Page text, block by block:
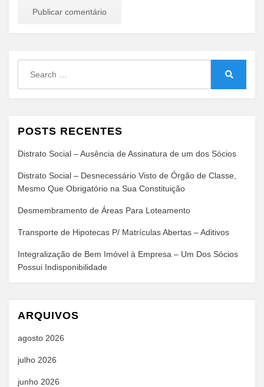
POSTS RECENTES
Distrato Social – Ausência de Assinatura de um dos Sócios
Distrato Social – Desnecessário Visto de Órgão de Classe,
Mesmo Que Obrigatório na Sua Constituição
Desmembramento de Áreas Para Loteamento
Transporte de Hipotecas P/ Matrículas Abertas – Aditivos
Integralização de Bem Imóvel à Empresa – Um Dos Sócios
Possui Indisponibilidade
ARQUIVOS
agosto 2026
julho 2026
junho 2026